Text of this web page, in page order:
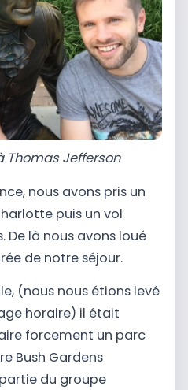
Thomas Jefferson
nous avons pris un
puis un vol
De là nous avons loué
de notre séjour.
(nous nous étions levé
horaire) il était
forcement un parc
Bush Gardens
du groupe